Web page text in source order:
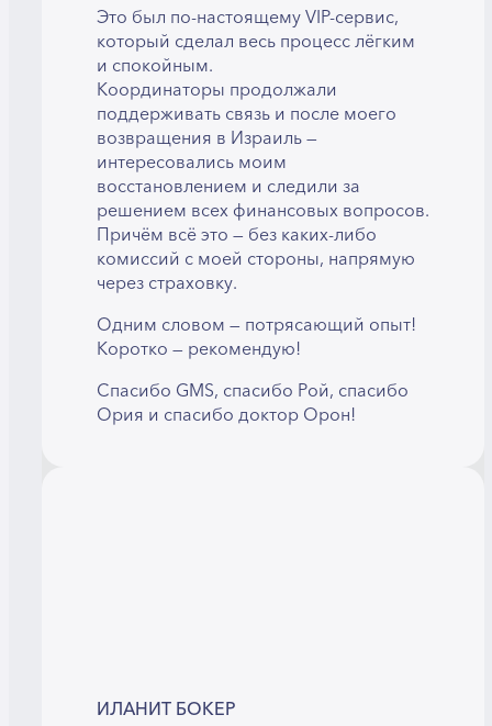
Это был по-настоящему VIP-сервис,
который сделал весь процесс лёгким
и спокойным.
Координаторы продолжали
поддерживать связь и после моего
возвращения в Израиль —
интересовались моим
восстановлением и следили за
решением всех финансовых вопросов.
Причём всё это — без каких-либо
комиссий с моей стороны, напрямую
через страховку.
Одним словом — потрясающий опыт!
Коротко — рекомендую!
Спасибо GMS, спасибо Рой, спасибо
Ория и спасибо доктор Орон!
ИЛАНИТ БОКЕР